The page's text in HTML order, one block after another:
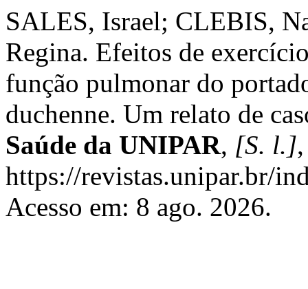
SALES, Israel; CLEBIS,
Regina. Efeitos de
função pulmonar do
duchenne. Um relato de
Saúde da UNIPAR, [S. l.]
https://revistas.unipar.br/
Acesso em: 8 ago. 2026.